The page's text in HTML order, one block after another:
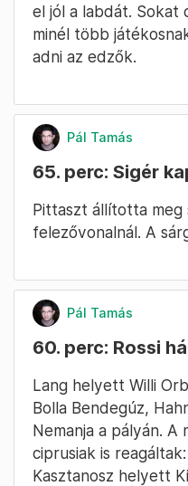
el jól a labdát. Sokat
minél több
adni az edzők.
Pál Tamás
65. perc: Sigér
Pittaszt állította meg
felezővonalnál. A
Pál Tamás
60. perc: Rossi
Lang helyett Willi
Bolla Bendegúz,
Nemanja a pályán. A
ciprusiak is
Kasztanosz helyett